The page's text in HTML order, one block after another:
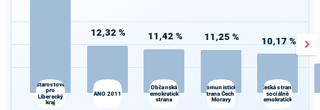
Starostové
pro
Liberecký
kraj
12,32 %
ANO 2011
11,42 %
Občanská
demokratická
strana
11,25 %
Komunistická
strana Čech a
Moravy
10,17 %
Česká strana
sociálně
demokratická